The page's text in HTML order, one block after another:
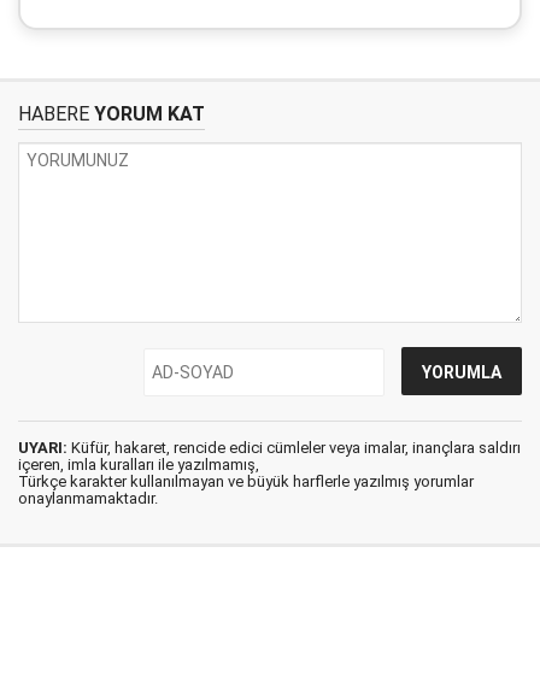
HABERE YORUM KAT
UYARI: Küfür, hakaret, rencide edici cümleler veya imalar, inançlara saldırı
içeren, imla kuralları ile yazılmamış,
Türkçe karakter kullanılmayan ve büyük harflerle yazılmış yorumlar
onaylanmamaktadır.